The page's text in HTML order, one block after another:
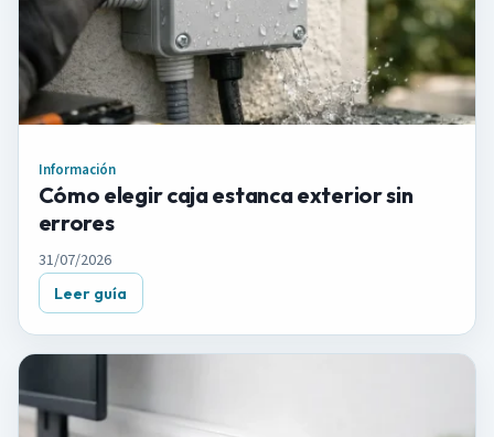
Información
Cómo elegir caja estanca exterior sin
errores
31/07/2026
Leer guía